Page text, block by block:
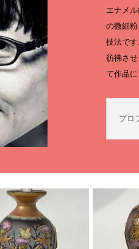
エナメ
の微細
技法です
彷彿さ
て作品に
プロ